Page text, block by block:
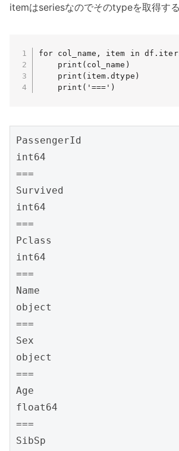
itemはseriesなのでそのtypeを取得す
for col_name, item in
    print(col_name)
    print(item.dtype)
    print('===')
PassengerId
int64
===
Survived
int64
===
Pclass
int64
===
Name
object
===
Sex
object
===
Age
float64
===
SibSp